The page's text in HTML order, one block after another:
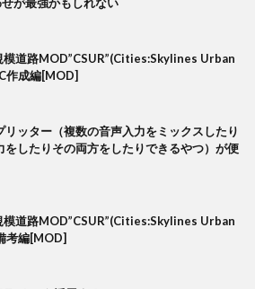
道路MOD”CSUR”(Cities:Skylines Urban
作成編[MOD]
リッター（複数の音声入力をミックスしたり
をしたりその両方をしたりできるやつ）が便
道路MOD”CSUR”(Cities:Skylines Urban
考編[MOD]